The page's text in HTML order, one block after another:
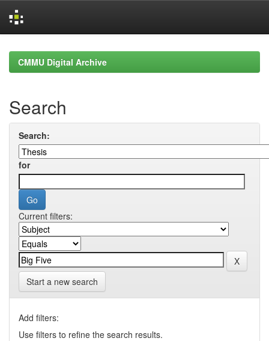
navigationCMMU Digital Archive
Search
Search:
for
Current filters:
Start a new search
Add filters:
Use filters to refine the search results.